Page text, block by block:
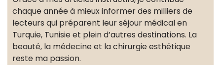
chaque année à mieux informer des milliers de
lecteurs qui préparent leur séjour médical en
Turquie, Tunisie et plein d’autres destinations. La
beauté, la médecine et la chirurgie esthétique
reste ma passion.